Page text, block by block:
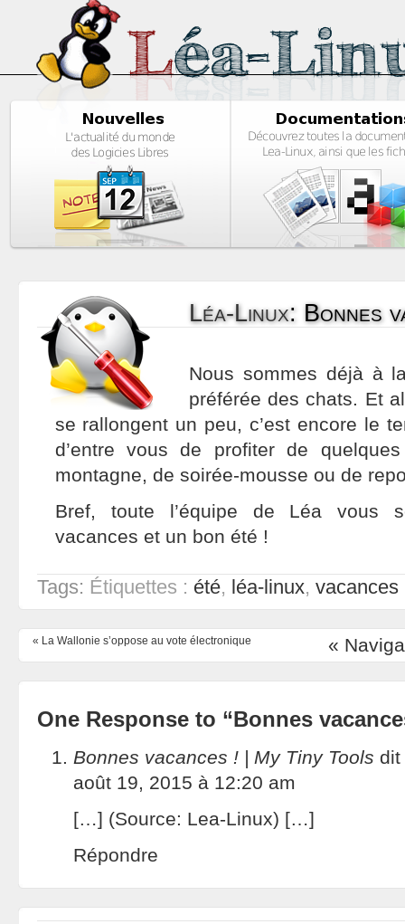
Léa-Linux: Bonnes
Nous sommes déjà à
préférée des chats. Et
se rallongent un peu, c’est encore le
d’entre vous de profiter de
montagne, de soirée-mousse ou de
Bref, toute l’équipe de Léa vous
vacances et un bon été !
Tags: Étiquettes : été, léa-linux, vacances
« La Wallonie s’oppose au vote électronique «
One Response to “Bonnes
Bonnes vacances ! | My Tiny Tools dit
août 19, 2015 à 12:20 am
[…] (Source: Lea-Linux) […]
Répondre